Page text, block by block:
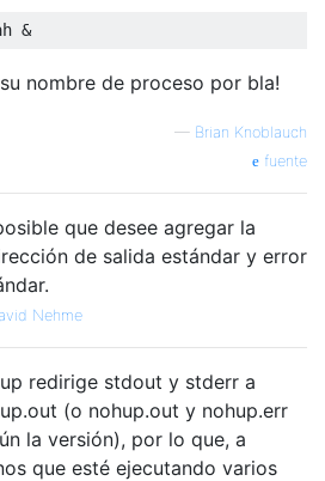
nombre de proceso por bla!
— Brian Knoblauch
fuente
que desee agregar la
de salida estándar y error
Nehme
redirige stdout y stderr a
(o nohup.out y nohup.err
la versión), por lo que, a
que esté ejecutando varios